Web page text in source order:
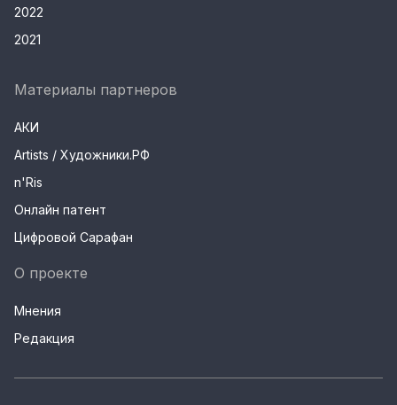
2022
2021
Материалы партнеров
АКИ
Artists / Художники.РФ
n'Ris
Онлайн патент
Цифровой Сарафан
О проекте
Мнения
Редакция